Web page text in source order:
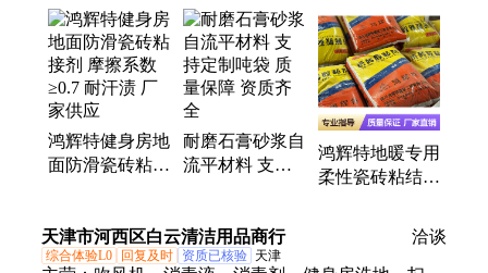
剂、预拌干混砂浆
鸿辉特健身房地
面防滑瓷砖粘接
家供应
耐磨石膏砂浆自
流平材料 支持
鸿辉特地暖专用
柔性瓷砖粘结剂
动性佳 缝隙填
天津市河西区白云清洁用品商行 洽谈
综合体验L0 回复及时 资质已核验 天津